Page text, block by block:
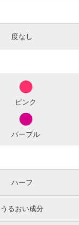
度なし
ピンク
パープル
ハーフ
うるおい成分